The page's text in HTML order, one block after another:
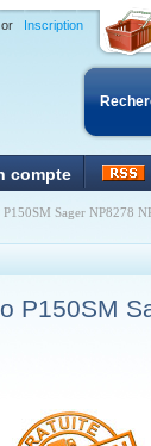
or Inscription
compte
Sager NP8278
P150SM